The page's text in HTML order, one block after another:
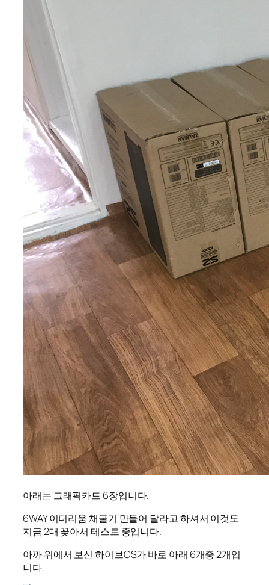
아래는 그래픽카드 6장입니다.
6WAY 이더리움 채굴기 만들어 달라고 하셔서 이것도
지금 2대 꽂아서 테스트 중입니다.
아까 위에서 보신 하이브OS가 바로 아래 6개중 2개입
니다.